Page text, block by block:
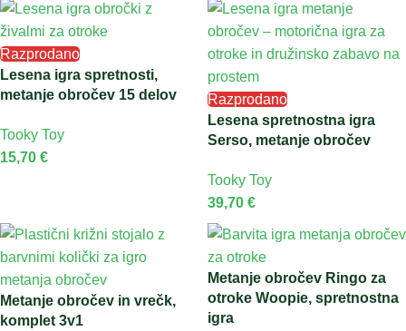
Razprodano
Lesena igra spretnosti,
metanje obročev 15 delov
Tooky Toy
15,70 €
Razprodano
Lesena spretnostna igra
Serso, metanje obročev
Tooky Toy
39,70 €
Metanje obročev in vrečk,
komplet 3v1
Metanje obročev Ringo za
otroke Woopie, spretnostna
igra